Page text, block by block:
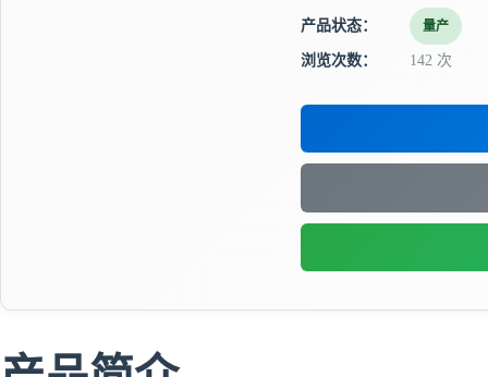
产品状态： 量产
浏览次数： 142 次